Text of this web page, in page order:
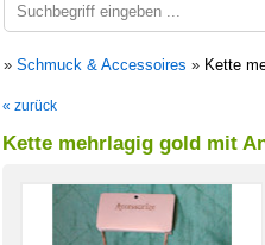
» Schmuck & Accessoires » Kette
« zurück
Kette mehrlagig gold mit